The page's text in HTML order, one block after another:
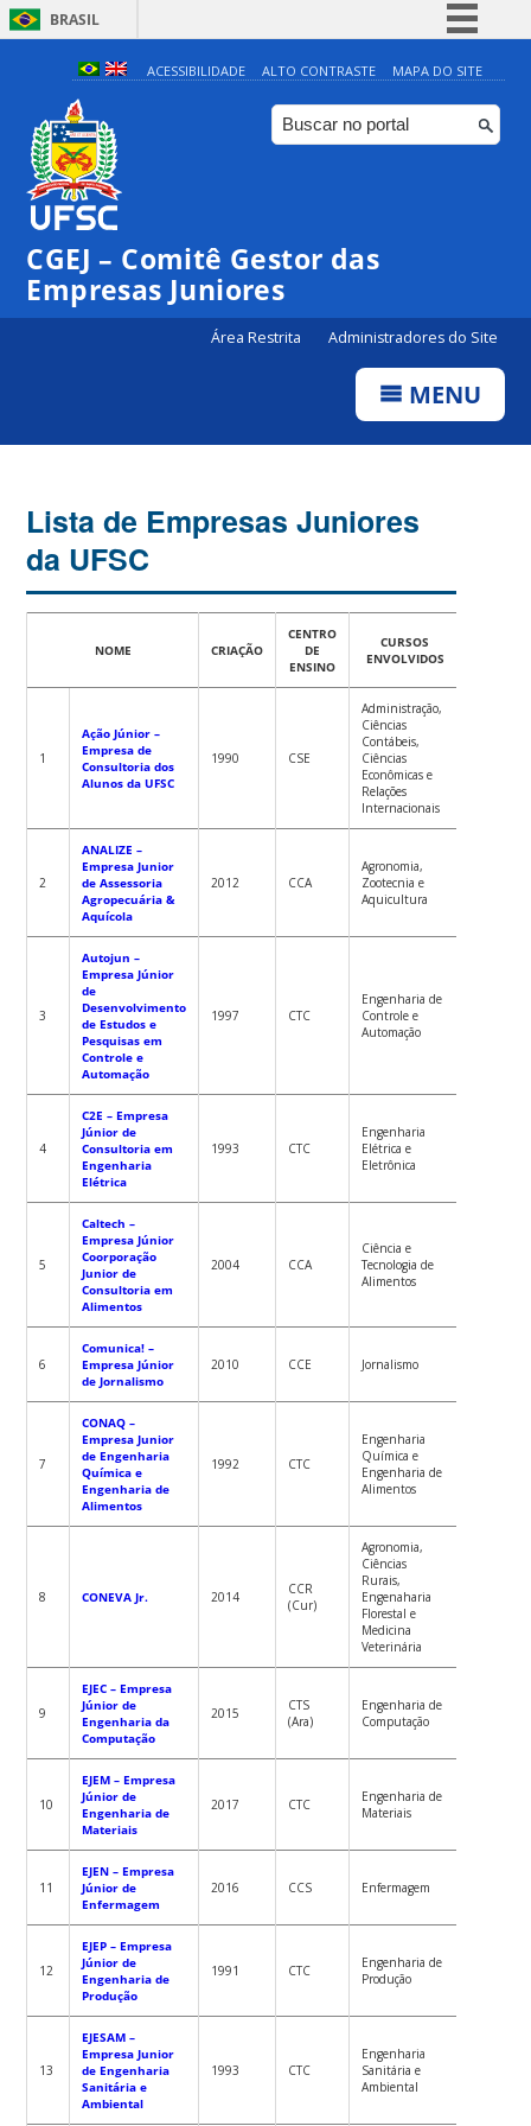
BRASIL
Simplifique!
Comunica BR
Participe
Canais
ACESSIBILIDADE ALTO CONTRASTE MAPA DO SITE
CGEJ – Comitê Gestor das
Empresas Juniores
Área Restrita Administradores do Site
MENU
Lista de Empresas Juniores
da UFSC
NOME CRIAÇÃO
CENTRO
DE
ENSINO
CURSOS
ENVOLVIDOS
1
Ação Júnior –
Empresa de
Consultoria dos
Alunos da UFSC
1990 CSE
Administração,
Ciências
Contábeis,
Ciências
Econômicas e
Relações
Internacionais
2
ANALIZE –
Empresa Junior
de Assessoria
Agropecuária &
Aquícola
2012 CCA
Agronomia,
Zootecnia e
Aquicultura
3
Autojun –
Empresa Júnior
de
Desenvolvimento
de Estudos e
Pesquisas em
Controle e
Automação
1997 CTC
Engenharia de
Controle e
Automação
4
C2E – Empresa
Júnior de
Consultoria em
Engenharia
Elétrica
1993 CTC
Engenharia
Elétrica e
Eletrônica
5
Caltech –
Empresa Júnior
Coorporação
Junior de
Consultoria em
Alimentos
2004 CCA
Ciência e
Tecnologia de
Alimentos
6
Comunica! –
Empresa Júnior
de Jornalismo
2010 CCE Jornalismo
7
CONAQ –
Empresa Junior
de Engenharia
Química e
Engenharia de
Alimentos
1992 CTC
Engenharia
Química e
Engenharia de
Alimentos
8 CONEVA Jr. 2014
CCR
(Cur)
Agronomia,
Ciências
Rurais,
Engenaharia
Florestal e
Medicina
Veterinária
9
EJEC – Empresa
Júnior de
Engenharia da
Computação
2015
CTS
(Ara)
Engenharia de
Computação
10
EJEM – Empresa
Júnior de
Engenharia de
Materiais
2017 CTC
Engenharia de
Materiais
11
EJEN – Empresa
Júnior de
Enfermagem
2016 CCS Enfermagem
12
EJEP – Empresa
Júnior de
Engenharia de
Produção
1991 CTC
Engenharia de
Produção
13
EJESAM –
Empresa Junior
de Engenharia
Sanitária e
Ambiental
1993 CTC
Engenharia
Sanitária e
Ambiental